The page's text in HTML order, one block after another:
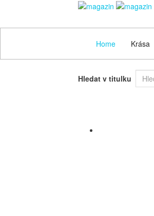
Home Krása
Hledat v titulku